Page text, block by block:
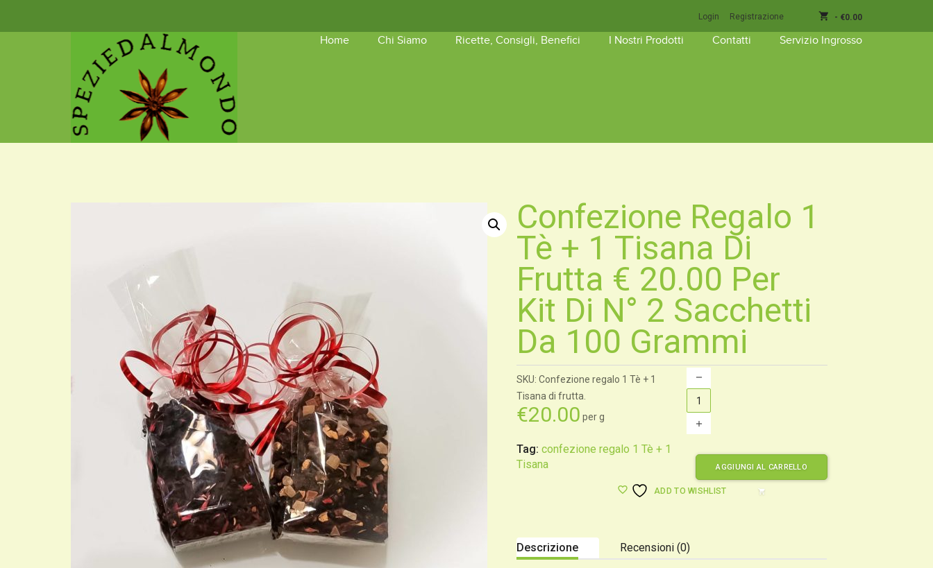
shopping_cart - €0.00
Login Registrazione
Home Chi Siamo Ricette, Consigli, Benefici I Nostri Prodotti Contatti Servizio Ingrosso
Confezione Regalo 1
Tè + 1 Tisana Di
Frutta € 20.00 Per
Kit Di N° 2 Sacchetti
Da 100 Grammi
SKU: Confezione regalo 1 Tè + 1
Tisana di frutta.
€20.00 per g
Tag:confezione regalo 1 Tè + 1
Tisana
shopping_cart
ADD TO WISHLIST
Descrizione Recensioni (0)